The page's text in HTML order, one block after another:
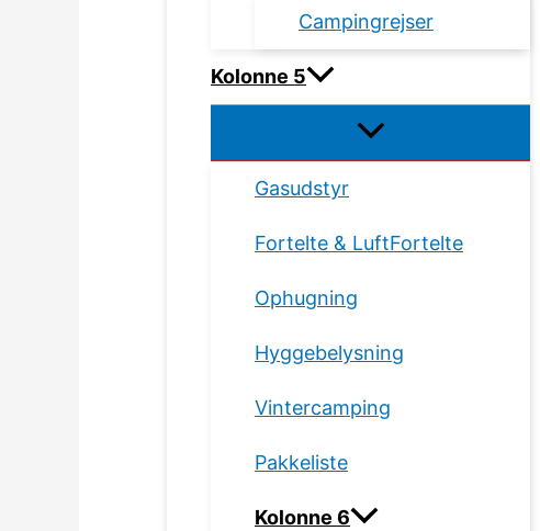
Campingrejser
Kolonne 5
Gasudstyr
Fortelte & LuftFortelte
Ophugning
Hyggebelysning
Vintercamping
Pakkeliste
Kolonne 6